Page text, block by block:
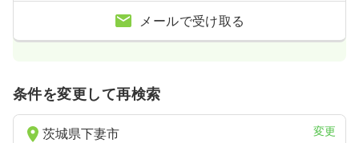
メールで受け取る
条件を変更して再検索
茨城県下妻市 変更